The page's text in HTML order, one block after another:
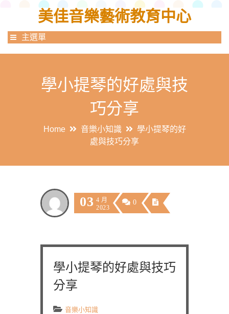
美佳音樂藝術教育中心
主選單
學小提琴的好處與技
巧分享
Home 音樂小知識
學小提琴的好
處與技巧分享
03 4 月
2023
0
學小提琴的好處與技巧
分享
音樂小知識